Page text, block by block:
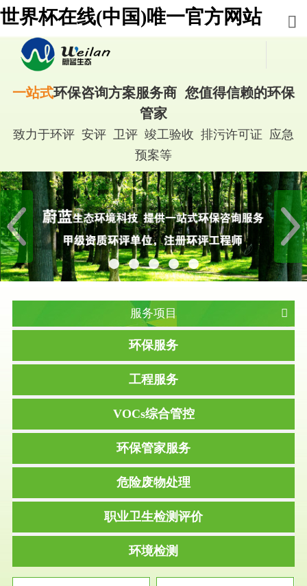
世界杯在线(中国)唯一官方网站
一站式环保咨询方案服务商 您值得信赖的环保
管家
致力于环评 安评 卫评 竣工验收 排污许可证 应急
预案等
服务项目
环保服务
工程服务
VOCs综合管控
环保管家服务
危险废物处理
职业卫生检测评价
环境检测